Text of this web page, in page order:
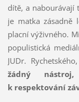
dítě, a nabourávají
je matka
placní výživného.
populistická
JUDr.
žádný
k respektování